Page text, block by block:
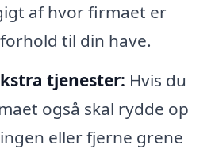
af hvor firmaet er
til din have.
tjenester: Hvis du
også skal rydde op
eller fjerne grene